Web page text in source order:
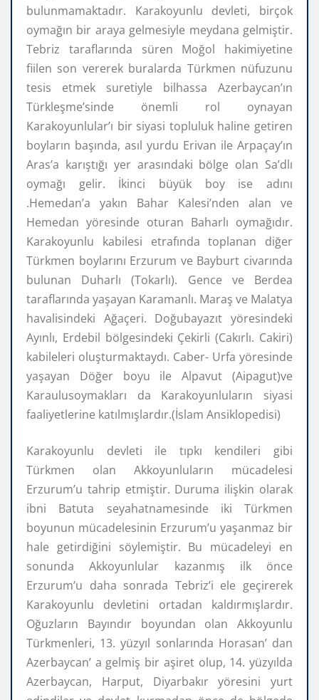
bulunmamaktadır. Karakoyunlu devleti, birçok
oymağın bir araya gelmesiyle meydana gelmiştir.
Tebriz taraflarında süren Moğol hakimiyetine
fiilen son vererek buralarda Türkmen nüfuzunu
tesis etmek suretiyle bilhassa Azerbaycan’ın
Türkleşme’sinde önemli rol oynayan
Karakoyunlular’ı bir siyasi topluluk haline getiren
boyların başında, asıl yurdu Erivan ile Arpaçay’ın
Aras’a karıştığı yer arasındaki bölge olan Sa’dlı
oymağı gelir. İkinci büyük boy ise adını
.Hemedan’a yakın Bahar Kalesi’nden alan ve
Hemedan yöresinde oturan Baharlı oymağıdır.
Karakoyunlu kabilesi etrafında toplanan diğer
Türkmen boylarını Erzurum ve Bayburt civarında
bulunan Duharlı (Tokarlı). Gence ve Berdea
taraflarında yaşayan Karamanlı. Maraş ve Malatya
havalisindeki Ağaçeri. Doğubayazıt yöresindeki
Ayınlı, Erdebil bölgesindeki Çekirli (Cakırlı. Cakiri)
kabileleri oluşturmaktaydı. Caber- Urfa yöresinde
yaşayan Döğer boyu ile Alpavut (Aipagut)ve
Karaulusoymakları da Karakoyunluların siyasi
faaliyetlerine katılmışlardır.(İslam Ansiklopedisi)
Karakoyunlu devleti ile tıpkı kendileri gibi
Türkmen olan Akkoyunluların mücadelesi
Erzurum’u tahrip etmiştir. Duruma ilişkin olarak
ibni Batuta seyahatnamesinde iki Türkmen
boyunun mücadelesinin Erzurum’u yaşanmaz bir
hale getirdiğini söylemiştir. Bu mücadeleyi en
sonunda Akkoyunlular kazanmış ilk önce
Erzurum’u daha sonrada Tebriz’i ele geçirerek
Karakoyunlu devletini ortadan kaldırmışlardır.
Oğuzların Bayındır boyundan olan Akkoyunlu
Türkmenleri, 13. yüzyıl sonlarında Horasan’ dan
Azerbaycan’ a gelmiş bir aşiret olup, 14. yüzyılda
Azerbaycan, Harput, Diyarbakır yöresini yurt